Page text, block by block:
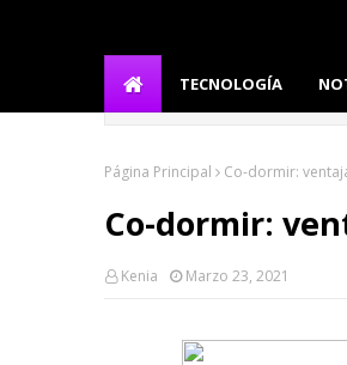
TECNOLOGÍA
Página Principal Co-dormir:
Co-dormir:
Kenia Marzo 23, 2021